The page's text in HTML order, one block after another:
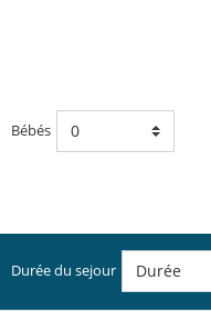
Bébés
Durée du sejour